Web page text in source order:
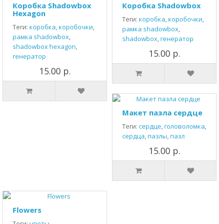
Коробка Shadowbox
Hexagon
Теги: коробка,коробочки,
рамка shadowbox,
shadowbox hexagon,
генератор
15.00 р.
Коробка Shadowbox
Теги: коробка,коробочки,
рамка shadowbox,
shadowbox,генератор
15.00 р.
Макет пазла сердце
Теги: сердце,головоломка,
сердца,пазлы,пазл
15.00 р.
Flowers